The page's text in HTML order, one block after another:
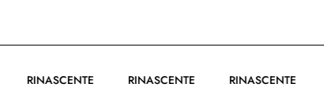
RINASCENTE RINASCENTE RINASCENTE